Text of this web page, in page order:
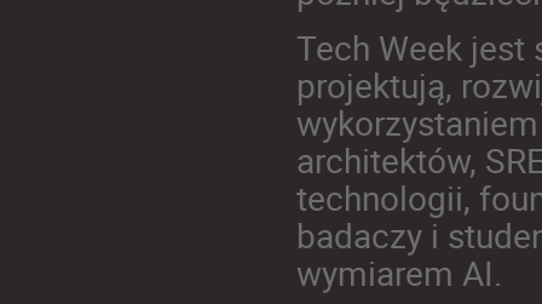
Tech Week jest
projektują,
architektów,
technologii,
badaczy i
wymiarem AI.